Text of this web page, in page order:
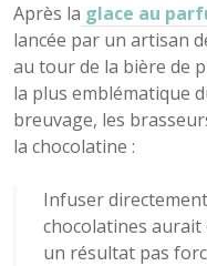
Après la glace au
lancée par un artisan
au tour de la bière de
la plus emblématique
breuvage, les
la chocolatine :
Infuser
chocolatines
un résultat pas